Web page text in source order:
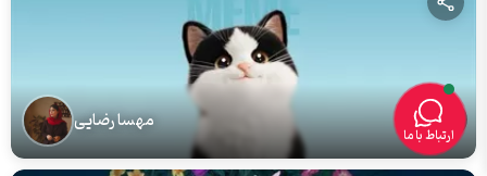
گربه مهسا رضایی ارتباط با ما